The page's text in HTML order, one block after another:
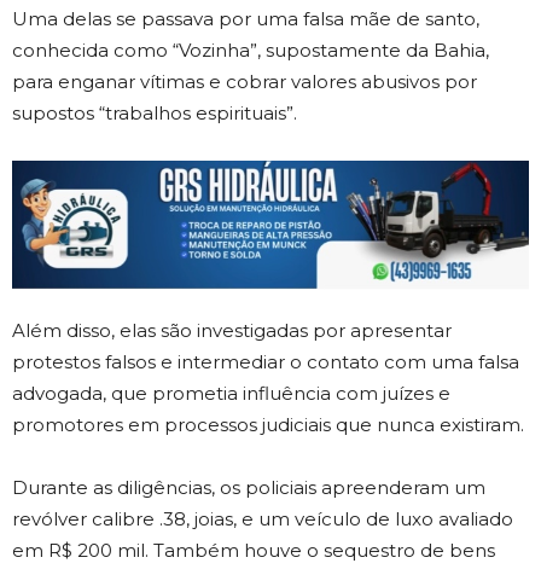
Uma delas se passava por uma falsa mãe de santo,
conhecida como “Vozinha”, supostamente da Bahia,
para enganar vítimas e cobrar valores abusivos por
supostos “trabalhos espirituais”.
Além disso, elas são investigadas por apresentar
protestos falsos e intermediar o contato com uma falsa
advogada, que prometia influência com juízes e
promotores em processos judiciais que nunca existiram.
Durante as diligências, os policiais apreenderam um
revólver calibre .38, joias, e um veículo de luxo avaliado
em R$ 200 mil. Também houve o sequestro de bens